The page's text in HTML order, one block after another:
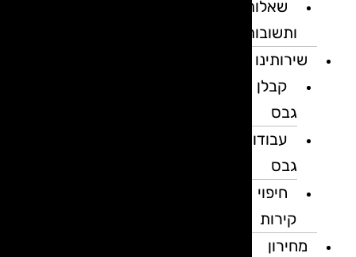
שאלות
ותשובות
שירותינו
קבלן
גבס
עבודות
גבס
חיפוי
קירות
מחירון